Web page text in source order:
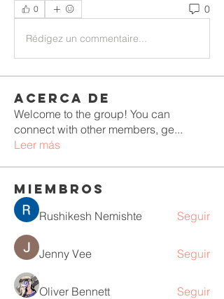
0 0
Rédigez un commentaire...
Acerca de
Welcome to the group! You can
connect with other members, ge...
Leer más
Miembros
Rushikesh Nemishte Seguir
Jenny Vee Seguir
Oliver Bennett Seguir